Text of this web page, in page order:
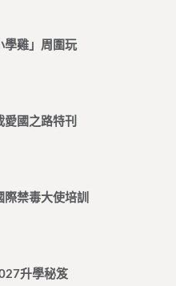
學雞」周圍玩
國之路特刊
禁毒大使培訓
升學秘笈